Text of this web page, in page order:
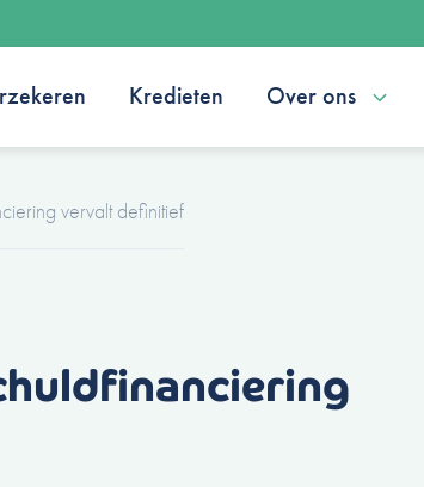
Kredieten Over ons
vervalt definitief